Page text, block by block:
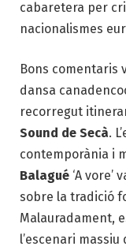
cabaretera per
nacionalismes
Bons comentaris
dansa
recorregut
Sound de Secà.
contemporània i
Balagué ‘A
sobre la tradició
Malauradament,
l’escenari